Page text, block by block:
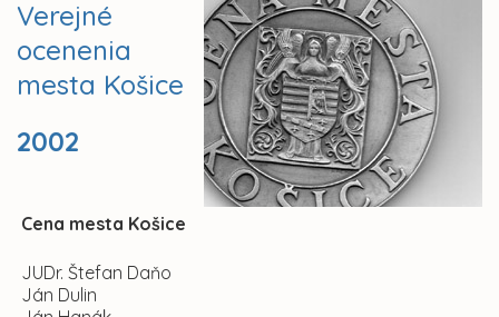
Verejné
ocenenia
mesta Košice
2002
Cena mesta Košice
JUDr. Štefan Daňo
Ján Dulin